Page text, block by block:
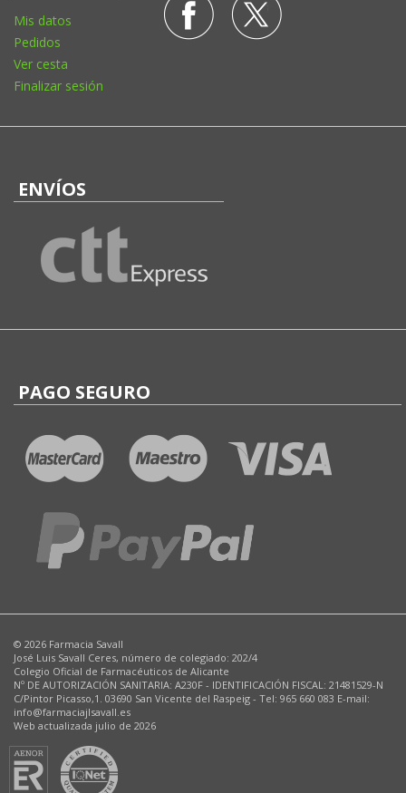
Mis datos
Pedidos
Ver cesta
Finalizar sesión
ENVÍOS
PAGO SEGURO
© 2026 Farmacia Savall
José Luis Savall Ceres, número de colegiado: 202/4
Colegio Oficial de Farmacéuticos de Alicante
Nº DE AUTORIZACIÓN SANITARIA: A230F - IDENTIFICACIÓN FISCAL: 21481529-N
C/Pintor Picasso,1. 03690 San Vicente del Raspeig - Tel: 965 660 083 E-mail:
info@farmaciajlsavall.es
Web actualizada julio de 2026